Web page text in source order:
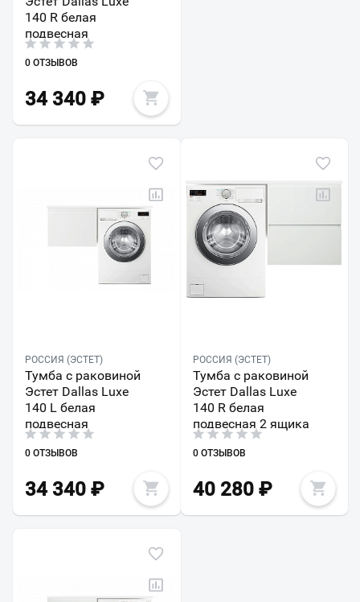
140 R белая
подвесная
0 ОТЗЫВОВ
34 340 ₽
РОССИЯ (ЭСТЕТ)
Тумба с раковиной
Эстет Dallas Luxe
140 L белая
подвесная
0 ОТЗЫВОВ
34 340 ₽
РОССИЯ (ЭСТЕТ)
Тумба с раковиной
Эстет Dallas Luxe
140 R белая
подвесная 2 ящика
0 ОТЗЫВОВ
40 280₽